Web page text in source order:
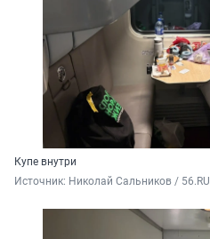
Купе внутри
Источник: Николай Сальников / 56.RU